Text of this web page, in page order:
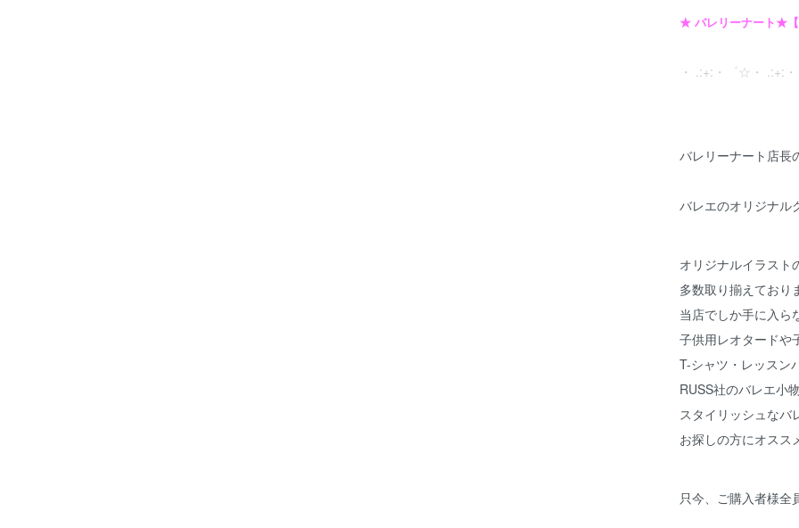
★ バレリーナート★【
・ .:+:・゜☆・ .:+:
バレリーナート店長
バレエのオリジナル
オリジナルイラスト
多数取り揃えており
当店でしか手に入ら
子供用レオタードや
T-シャツ・レッスン
RUSS社のバレエ小
スタイリッシュなバ
お探しの方にオス
只今、ご購入者様全